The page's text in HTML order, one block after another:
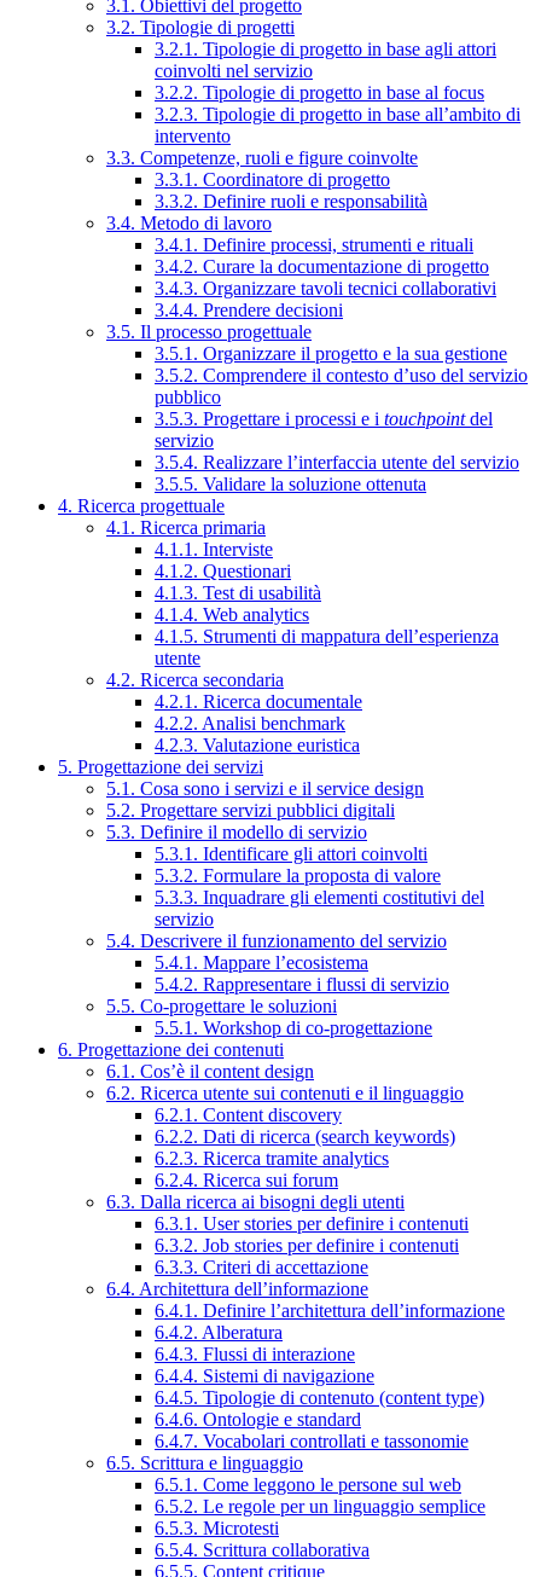
3.1. Obiettivi del progetto
3.2. Tipologie di progetti
3.2.1. Tipologie di progetto in base agli attori
coinvolti nel servizio
3.2.2. Tipologie di progetto in base al focus
3.2.3. Tipologie di progetto in base all’ambito di
intervento
3.3. Competenze, ruoli e figure coinvolte
3.3.1. Coordinatore di progetto
3.3.2. Definire ruoli e responsabilità
3.4. Metodo di lavoro
3.4.1. Definire processi, strumenti e rituali
3.4.2. Curare la documentazione di progetto
3.4.3. Organizzare tavoli tecnici collaborativi
3.4.4. Prendere decisioni
3.5. Il processo progettuale
3.5.1. Organizzare il progetto e la sua gestione
3.5.2. Comprendere il contesto d’uso del servizio
pubblico
3.5.3. Progettare i processi e i touchpointdel
servizio
3.5.4. Realizzare l’interfaccia utente del servizio
3.5.5. Validare la soluzione ottenuta
4. Ricerca progettuale
4.1. Ricerca primaria
4.1.1. Interviste
4.1.2. Questionari
4.1.3. Test di usabilità
4.1.4. Web analytics
4.1.5. Strumenti di mappatura dell’esperienza
utente
4.2. Ricerca secondaria
4.2.1. Ricerca documentale
4.2.2. Analisi benchmark
4.2.3. Valutazione euristica
5. Progettazione dei servizi
5.1. Cosa sono i servizi e il service design
5.2. Progettare servizi pubblici digitali
5.3. Definire il modello di servizio
5.3.1. Identificare gli attori coinvolti
5.3.2. Formulare la proposta di valore
5.3.3. Inquadrare gli elementi costitutivi del
servizio
5.4. Descrivere il funzionamento del servizio
5.4.1. Mappare l’ecosistema
5.4.2. Rappresentare i flussi di servizio
5.5. Co-progettare le soluzioni
5.5.1. Workshop di co-progettazione
6. Progettazione dei contenuti
6.1. Cos’è il content design
6.2. Ricerca utente sui contenuti e il linguaggio
6.2.1. Content discovery
6.2.2. Dati di ricerca (search keywords)
6.2.3. Ricerca tramite analytics
6.2.4. Ricerca sui forum
6.3. Dalla ricerca ai bisogni degli utenti
6.3.1. User stories per definire i contenuti
6.3.2. Job stories per definire i contenuti
6.3.3. Criteri di accettazione
6.4. Architettura dell’informazione
6.4.1. Definire l’architettura dell’informazione
6.4.2. Alberatura
6.4.3. Flussi di interazione
6.4.4. Sistemi di navigazione
6.4.5. Tipologie di contenuto (content type)
6.4.6. Ontologie e standard
6.4.7. Vocabolari controllati e tassonomie
6.5. Scrittura e linguaggio
6.5.1. Come leggono le persone sul web
6.5.2. Le regole per un linguaggio semplice
6.5.3. Microtesti
6.5.4. Scrittura collaborativa
6.5.5. Content critique